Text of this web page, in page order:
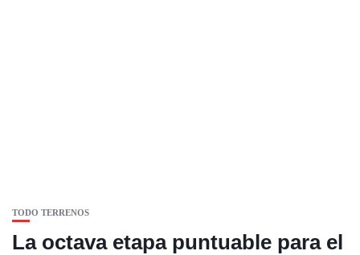
TODO TERRENOS
La octava etapa puntuable para el